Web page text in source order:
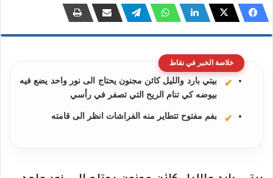
خلاصة الخبر في نقاط
بيتي بارد والليل كائن مجنون يحتاج الى نور واحد يضع فيه
بيوضه كي تنام الريح التي تصفر في رأسي
بفم مفتوح تتطاير منه الفراشات انظر الى قامته